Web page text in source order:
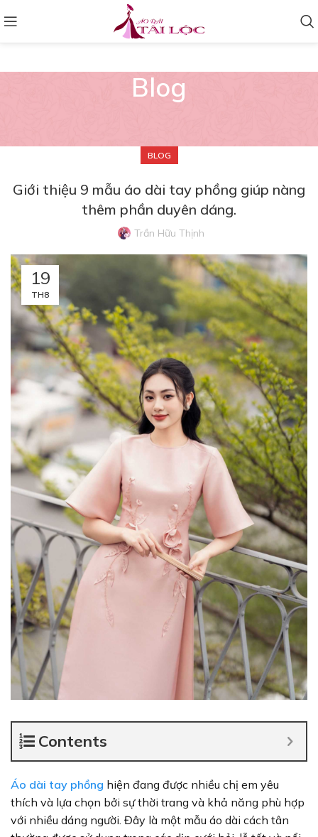
Blog
BLOG
Giới thiệu 9 mẫu áo dài tay phồng giúp nàng
thêm phần duyên dáng.
Trần Hữu Thịnh
19
TH8
Contents
Áo dài tay phồng hiện đang được nhiều chị em yêu
thích và lựa chọn bởi sự thời trang và khả năng phù hợp
với nhiều dáng người. Đây là một mẫu áo dài cách tân